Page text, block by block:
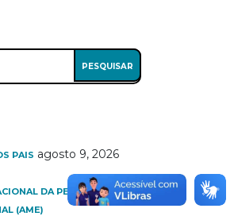
PAIS agosto 9, 2026
DA PESSOA COM
(AME)